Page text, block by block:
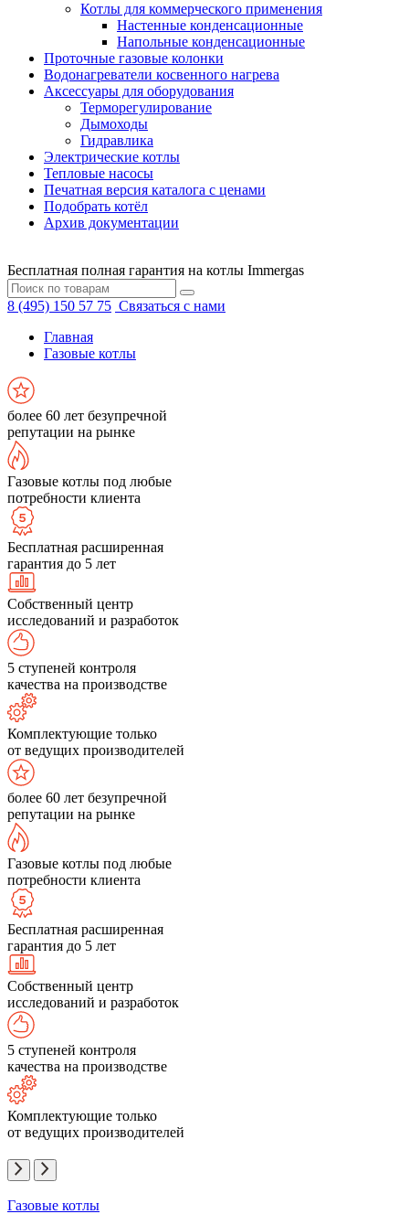
Котлы для коммерческого применения
Настенные конденсационные
Напольные конденсационные
Проточные газовые колонки
Водонагреватели косвенного нагрева
Аксессуары для оборудования
Терморегулирование
Дымоходы
Гидравлика
Электрические котлы
Тепловые насосы
Печатная версия каталога с ценами
Подобрать котёл
Архив документации
Бесплатная полная гарантия на котлы Immergas
8 (495) 150 57 75 Связаться с нами
Главная
Газовые котлы
более 60 лет безупречной
репутации на рынке
Газовые котлы под любые
потребности клиента
Бесплатная расширенная
гарантия до 5 лет
Собственный центр
исследований и разработок
5 ступеней контроля
качества на производстве
Комплектующие только
от ведущих производителей
более 60 лет безупречной
репутации на рынке
Газовые котлы под любые
потребности клиента
Бесплатная расширенная
гарантия до 5 лет
Собственный центр
исследований и разработок
5 ступеней контроля
качества на производстве
Комплектующие только
от ведущих производителей
Газовые котлы